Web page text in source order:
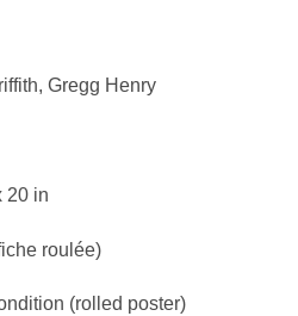
Gregg Henry
20 in
roulée)
(rolled poster)